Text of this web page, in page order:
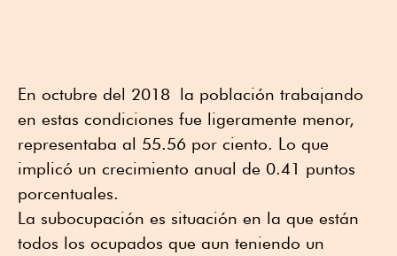
En octubre del 2018 la población trabajando
en estas condiciones fue ligeramente menor,
representaba al 55.56 por ciento. Lo que
implicó un crecimiento anual de 0.41 puntos
porcentuales.
La subocupación es situación en la que están
todos los ocupados que aun teniendo un